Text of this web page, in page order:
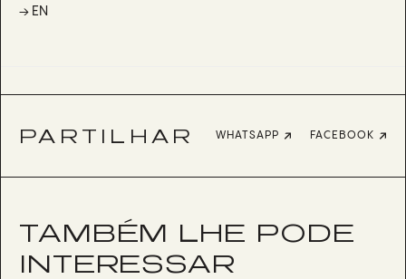
→ EN
PARTILHAR WHATSAPP FACEBOOK
TAMBÉM LHE PODE
INTERESSAR